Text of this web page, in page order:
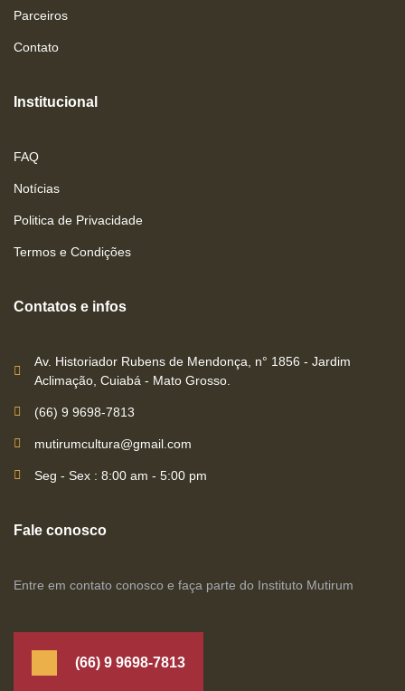
Parceiros
Contato
Institucional
FAQ
Notícias
Politica de Privacidade
Termos e Condições
Contatos e infos
Av. Historiador Rubens de Mendonça, n° 1856 - Jardim
Aclimação, Cuiabá - Mato Grosso.
(66) 9 9698-7813
mutirumcultura@gmail.com
Seg - Sex : 8:00 am - 5:00 pm
Fale conosco
Entre em contato conosco e faça parte do Instituto Mutirum
(66) 9 9698-7813